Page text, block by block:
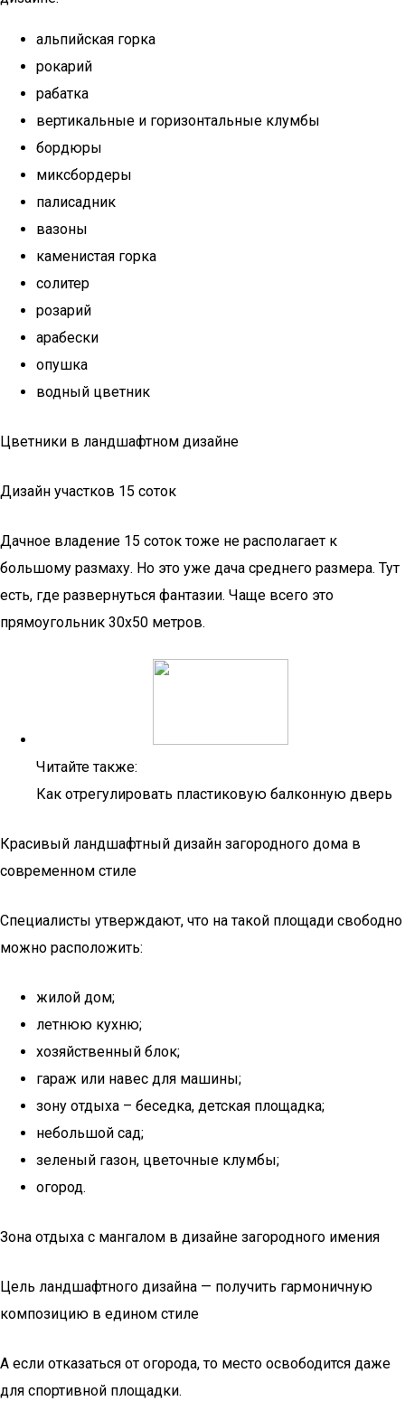
альпийская горка
рокарий
рабатка
вертикальные и горизонтальные клумбы
бордюры
миксбордеры
палисадник
вазоны
каменистая горка
солитер
розарий
арабески
опушка
водный цветник
Цветники в ландшафтном дизайне
Дизайн участков 15 соток
Дачное владение 15 соток тоже не располагает к
большому размаху. Но это уже дача среднего размера. Тут
есть, где развернуться фантазии. Чаще всего это
прямоугольник 30х50 метров.
Читайте также:
Как отрегулировать пластиковую балконную дверь
Красивый ландшафтный дизайн загородного дома в
современном стиле
Специалисты утверждают, что на такой площади свободно
можно расположить:
жилой дом;
летнюю кухню;
хозяйственный блок;
гараж или навес для машины;
зону отдыха – беседка, детская площадка;
небольшой сад;
зеленый газон, цветочные клумбы;
огород.
Зона отдыха с мангалом в дизайне загородного имения
Цель ландшафтного дизайна — получить гармоничную
композицию в едином стиле
А если отказаться от огорода, то место освободится даже
для спортивной площадки.